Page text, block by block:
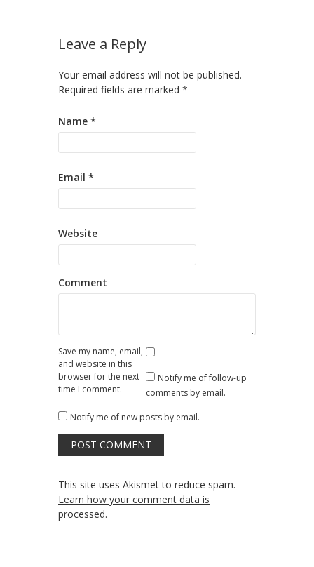
Leave a Reply
Your email address will not be published.
Required fields are marked *
Name *
Email *
Website
Comment
Save my name, email,
and website in this
browser for the next
time I comment.
Notify me of follow-up
comments by email.
Notify me of new posts by email.
This site uses Akismet to reduce spam.
Learn how your comment data is
processed.